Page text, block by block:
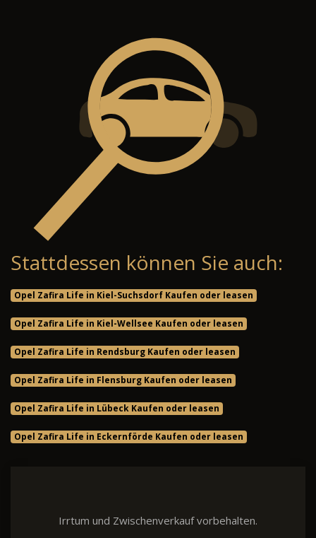
Stattdessen können Sie auch:
Opel Zafira Life in Kiel-Suchsdorf Kaufen oder leasen
Opel Zafira Life in Kiel-Wellsee Kaufen oder leasen
Opel Zafira Life in Rendsburg Kaufen oder leasen
Opel Zafira Life in Flensburg Kaufen oder leasen
Opel Zafira Life in Lübeck Kaufen oder leasen
Opel Zafira Life in Eckernförde Kaufen oder leasen
Irrtum und Zwischenverkauf vorbehalten.